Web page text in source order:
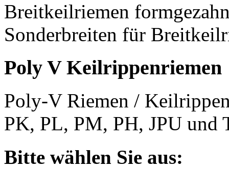
Breitkeilriemen
Sonderbreiten für
Poly V Keilrippenriemen
Poly-V Riemen /
PK, PL, PM, PH, JPU und
Bitte wählen Sie aus: